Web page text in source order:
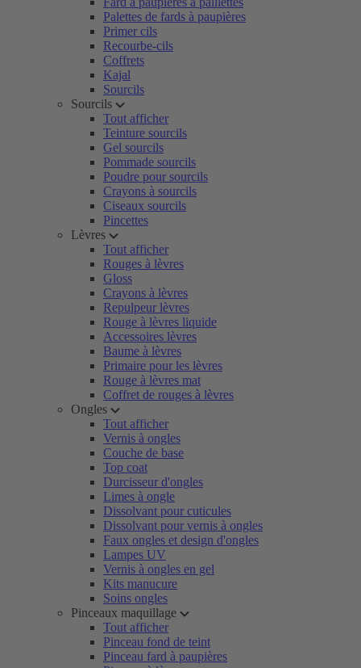
Palettes de fards à paupières
Primer cils
Recourbe-cils
Coffrets
Kajal
Sourcils
Sourcils
Tout afficher
Teinture sourcils
Gel sourcils
Pommade sourcils
Poudre pour sourcils
Crayons à sourcils
Ciseaux sourcils
Pincettes
Lèvres
Tout afficher
Rouges à lèvres
Gloss
Crayons à lèvres
Repulpeur lèvres
Rouge à lèvres liquide
Accessoires lèvres
Baume à lèvres
Primaire pour les lèvres
Rouge à lèvres mat
Coffret de rouges à lèvres
Ongles
Tout afficher
Vernis à ongles
Couche de base
Top coat
Durcisseur d'ongles
Limes à ongle
Dissolvant pour cuticules
Dissolvant pour vernis à ongles
Faux ongles et design d'ongles
Lampes UV
Vernis à ongles en gel
Kits manucure
Soins ongles
Pinceaux maquillage
Tout afficher
Pinceau fond de teint
Pinceau fard à paupières